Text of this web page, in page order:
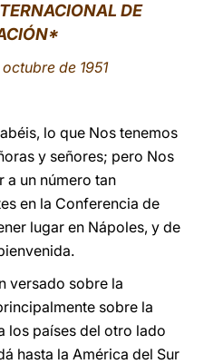
DE
de 1951
lo que Nos tenemos
y señores; pero Nos
a un número tan
en la Conferencia de
lugar en Nápoles, y de
versado sobre la
sobre la
los países del otro lado
hasta la América del Sur